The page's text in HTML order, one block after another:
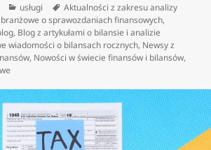
Kategorie
usługi Tagi
Aktualności z zakresu analizy
branżowe o sprawozdaniach finansowych,
, Blog z artykułami o bilansie i analizie
wiadomości o bilansach rocznych, Newsy z
, Nowości w świecie finansów i bilansów,